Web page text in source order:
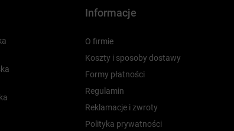
Informacje
O firmie
Koszty i sposoby dostawy
Formy płatności
Regulamin
Reklamacje i zwroty
Polityka prywatności